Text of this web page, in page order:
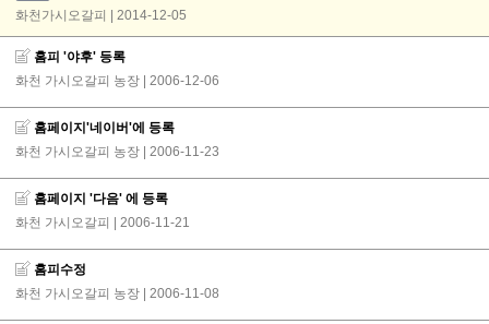
화천가시오갈피 | 2014-12-05
홈피 '야후' 등록
화천 가시오갈피 농장
| 2006-12-06
홈페이지'네이버'에 등록
화천 가시오갈피 농장
| 2006-11-23
홈페이지 '다음' 에 등록
화천 가시오갈피
| 2006-11-21
홈피수정
화천 가시오갈피 농장
| 2006-11-08